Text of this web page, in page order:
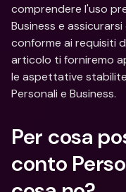
comprendere l'uso
Business e
conforme ai requisiti
articolo ti forniremo
le aspettative
Personali e Business.
Per cosa
conto